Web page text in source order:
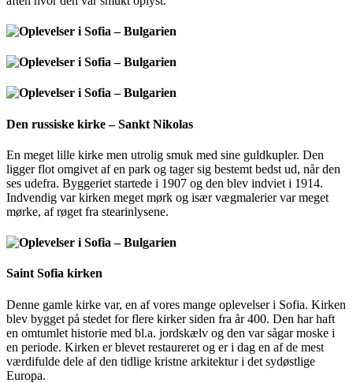
Den russiske kirke – Sankt Nikolas
En meget lille kirke men utrolig smuk med sine guldkupler. Den
ligger flot omgivet af en park og tager sig bestemt bedst ud, når den
ses udefra. Byggeriet startede i 1907 og den blev indviet i 1914.
Indvendig var kirken meget mørk og især vægmalerier var meget
mørke, af røget fra stearinlysene.
Saint Sofia kirken
Denne gamle kirke var, en af vores mange oplevelser i Sofia. Kirken
blev bygget på stedet for flere kirker siden fra år 400. Den har haft
en omtumlet historie med bl.a. jordskælv og den var sågar moske i
en periode. Kirken er blevet restaureret og er i dag en af de mest
værdifulde dele af den tidlige kristne arkitektur i det sydøstlige
Europa.